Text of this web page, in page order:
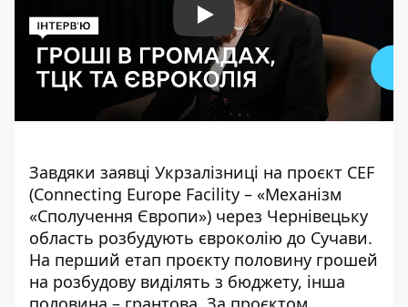
Play
Завдяки заявці Укрзалізниці на проєкт СEF
(Connecting Europe Facility – «Механізм
«Сполучення Європи») через Чернівецьку
область розбудують євроколію до Сучави.
На перший етап проєкту половину грошей
на розбудову виділять з бюджету, інша